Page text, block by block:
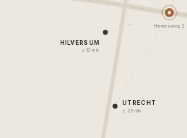
HILVERSUM
± 10 min
UTRECHT
± 25 min
Hermesweg 2